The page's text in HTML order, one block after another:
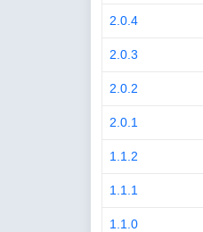
2.0.4
2.0.3
2.0.2
2.0.1
1.1.2
1.1.1
1.1.0